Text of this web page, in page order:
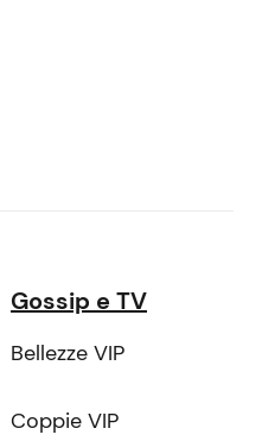
Gossip e TV
Bellezze VIP
Coppie VIP